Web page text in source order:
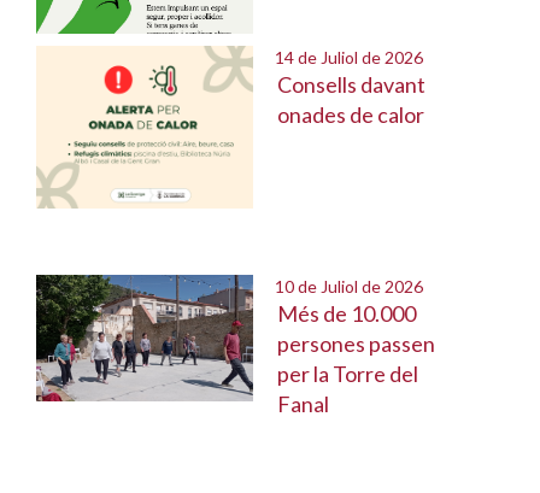
14 de Juliol de 2026
Consells davant
onades de calor
10 de Juliol de 2026
Més de 10.000
persones passen
per la Torre del
Fanal